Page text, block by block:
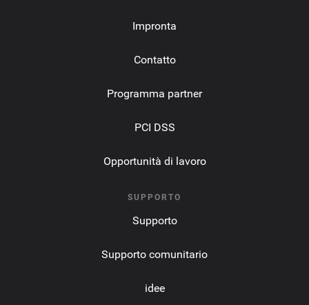
Impronta
Contatto
Programma partner
PCI DSS
Opportunità di lavoro
SUPPORTO
Supporto
Supporto comunitario
idee